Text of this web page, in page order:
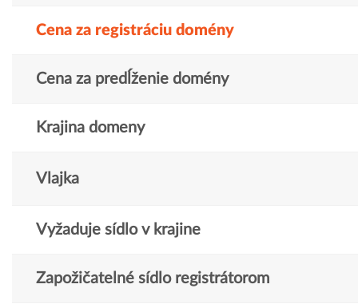
Cena za registráciu domény
Cena za predĺženie domény
Krajina domeny
Vlajka
Vyžaduje sídlo v krajine
Zapožičatelné sídlo registrátorom